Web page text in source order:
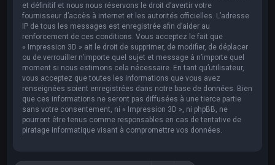
et définitif et nous nous réservons le droit d’avertir votre
fournisseur d’accès à internet et les autorités officielles. L’adresse
IP de tous les messages est enregistrée afin d’aider au
renforcement de ces conditions. Vous acceptez le fait que
« Impression 3D » ait le droit de supprimer, de modifier, de déplacer
ou de verrouiller n’importe quel sujet et message à n’importe quel
moment si nous estimons cela nécessaire. En tant qu’utilisateur,
vous acceptez que toutes les informations que vous avez
renseignées soient enregistrées dans notre base de données. Bien
que ces informations ne seront pas diffusées à une tierce partie
sans votre consentement, ni « Impression 3D », ni phpBB, ne
pourront être tenus comme responsables en cas de tentative de
piratage informatique visant à compromettre vos données.